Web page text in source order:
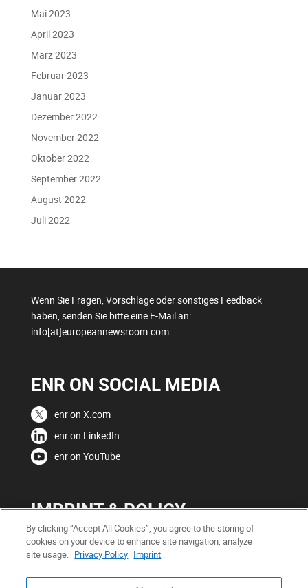
Mai 2023
April 2023
März 2023
Februar 2023
Januar 2023
Dezember 2022
November 2022
Oktober 2022
September 2022
August 2022
Juli 2022
Wenn Sie Fragen, Vorschläge oder sonstiges Feedback
haben, senden Sie bitte eine E-Mail an:
info[at]europeannewsroom.com
ENR ON SOCIAL MEDIA
enr on X.com
enr on LinkedIn
enr on YouTube
IMPRINT & POLICY
Copyright
Impressum
Privacy Policy
By clicking “Accept All Cookies”, you agree to the storing of
cookies on your device to enhance site navigation, analyze
site usage. Privacy Policy Imprint .